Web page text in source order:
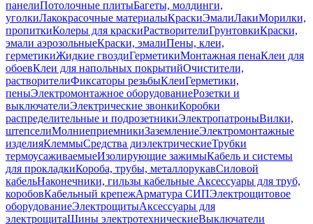
панелиПотолочные плитыБагеты, молдинги,
уголкиЛакокрасочные материалыКраскиЭмалиЛакиМорилки,
пропиткиКолеры для краскиРастворителиГрунтовкиКраски,
эмали аэрозольныеКраски, эмалиПены, клеи,
герметикиЖидкие гвоздиГерметикиМонтажная пенаКлеи для
обоевКлеи для напольных покрытийОчистители,
растворителиФиксаторы резьбыКлеиГерметики,
пеныЭлектромонтажное оборудованиеРозетки и
выключателиЭлектрические звонкиКоробки
распределительные и подрозетникиЭлектропатроныВилки,
штепселиМолниеприемникиЗаземлениеЭлектромонтажные
изделияКлеммыСредства диэлектрическиеТрубки
термоусаживаемыеИзолирующие зажимыКабель и системы
для прокладкиКороба, трубы, металлорукавСиловой
кабельНаконечники, гильзы кабельные Аксессуары для труб,
коробовКабельный крепежАрматура СИПЭлектрощитовое
оборудованиеЭлектрощитыАксессуары для
электрощитаШины электротехническиеВыключатели